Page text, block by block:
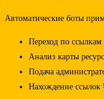
Автоматические боты
Переход по
Анализ карты
Подача
Нахождение ссылок